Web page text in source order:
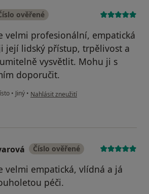
ověřené
velmi profesionální, empatická
její lidský přístup, trpělivost a
vysvětlit. Mohu ji s
doporučit.
• Jiný • podle názoru uživatele Anastasiia
Nahlásit zneužití
Číslo ověřené
velmi empatická, vlídná a já
péči.